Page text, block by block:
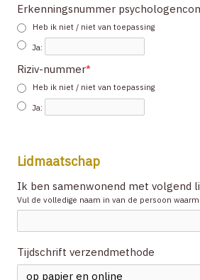
Erkenningsnummer
Heb ik niet / niet van toepassing
Ja:
Riziv-nummer*
Heb ik niet / niet van toepassing
Ja:
Lidmaatschap
Ik ben samenwonend met volgend
Vul de volledige naam in van de persoon
Tijdschrift verzendmethode